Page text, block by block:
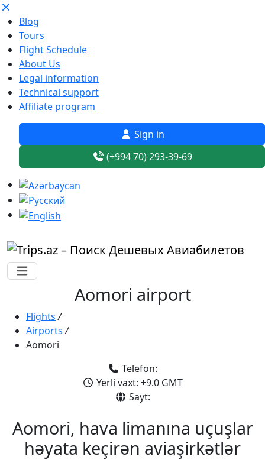
Blog
Tours
Flight Schedule
About Us
Legal information
Technical support
Affiliate program
Sign in
(+994 70) 293-39-69
Aomori airport
Flights /
Airports /
Aomori
Telefon:
Yerli vaxt: +9.0 GMT
Sayt:
Aomori, hava limanına uçuşlar
həyata keçirən aviaşirkətlər